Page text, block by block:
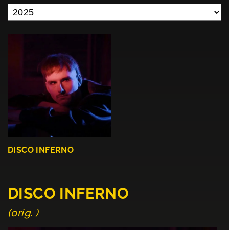
DISCO INFERNO
DISCO INFERNO
(orig. )